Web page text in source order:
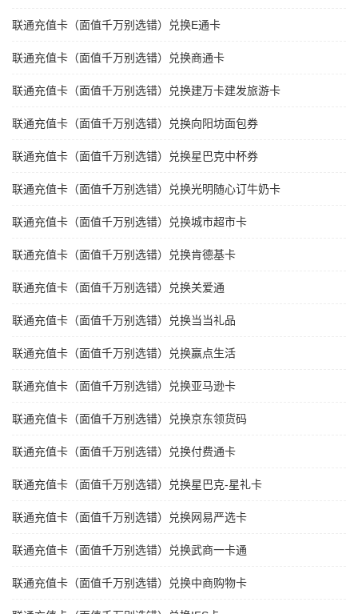
联通充值卡（面值千万别选错）兑换E通卡
联通充值卡（面值千万别选错）兑换商通卡
联通充值卡（面值千万别选错）兑换建万卡建发旅游卡
联通充值卡（面值千万别选错）兑换向阳坊面包券
联通充值卡（面值千万别选错）兑换星巴克中杯券
联通充值卡（面值千万别选错）兑换光明随心订牛奶卡
联通充值卡（面值千万别选错）兑换城市超市卡
联通充值卡（面值千万别选错）兑换肯德基卡
联通充值卡（面值千万别选错）兑换关爱通
联通充值卡（面值千万别选错）兑换当当礼品
联通充值卡（面值千万别选错）兑换赢点生活
联通充值卡（面值千万别选错）兑换亚马逊卡
联通充值卡（面值千万别选错）兑换京东领货码
联通充值卡（面值千万别选错）兑换付费通卡
联通充值卡（面值千万别选错）兑换星巴克-星礼卡
联通充值卡（面值千万别选错）兑换网易严选卡
联通充值卡（面值千万别选错）兑换武商一卡通
联通充值卡（面值千万别选错）兑换中商购物卡